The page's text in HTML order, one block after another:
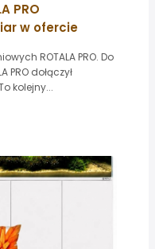
PRO
w ofercie
ROTALA PRO. Do
PRO dołączył
kolejny...